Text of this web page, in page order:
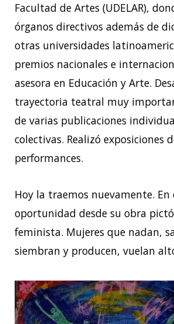
Facultad de Artes (UDELAR),
órganos directivos además de
otras universidades
premios nacionales e
asesora en Educación y Arte.
trayectoria teatral muy
de varias publicaciones
colectivas. Realizó exposiciones
performances.
Hoy la traemos nuevamente. En
oportunidad desde su obra
feminista. Mujeres que nadan,
siembran y producen, vuelan